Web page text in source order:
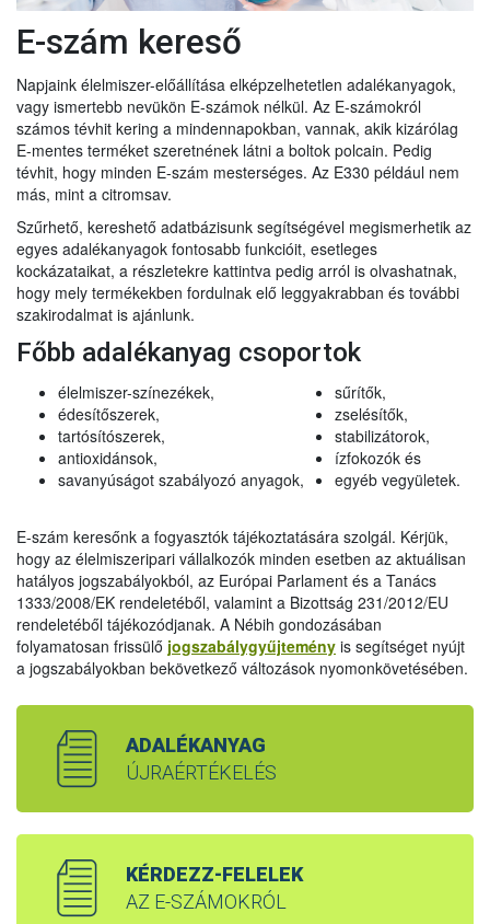
E-szám kereső
Napjaink élelmiszer-előállítása elképzelhetetlen adalékanyagok,
vagy ismertebb nevükön E-számok nélkül. Az E-számokról
számos tévhit kering a mindennapokban, vannak, akik kizárólag
E-mentes terméket szeretnének látni a boltok polcain. Pedig
tévhit, hogy minden E-szám mesterséges. Az E330 például nem
más, mint a citromsav.
Szűrhető, kereshető adatbázisunk segítségével megismerhetik az
egyes adalékanyagok fontosabb funkcióit, esetleges
kockázataikat, a részletekre kattintva pedig arról is olvashatnak,
hogy mely termékekben fordulnak elő leggyakrabban és további
szakirodalmat is ajánlunk.
Főbb adalékanyag csoportok
élelmiszer-színezékek,
édesítőszerek,
tartósítószerek,
antioxidánsok,
savanyúságot szabályozó anyagok,
sűrítők,
zselésítők,
stabilizátorok,
ízfokozók és
egyéb vegyületek.
E-szám keresőnk a fogyasztók tájékoztatására szolgál. Kérjük,
hogy az élelmiszeripari vállalkozók minden esetben az aktuálisan
hatályos jogszabályokból, az Európai Parlament és a Tanács
1333/2008/EK rendeletéből, valamint a Bizottság 231/2012/EU
rendeletéből tájékozódjanak. A Nébih gondozásában
folyamatosan frissülő jogszabálygyűjtemény is segítséget nyújt
a jogszabályokban bekövetkező változások nyomonkövetésében.
ADALÉKANYAG
ÚJRAÉRTÉKELÉS
KÉRDEZZ-FELELEK
AZ E-SZÁMOKRÓL